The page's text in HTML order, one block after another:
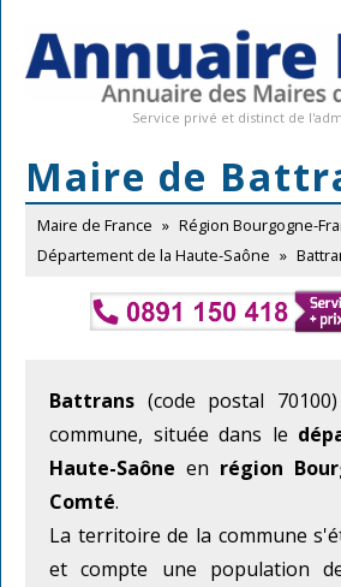
Service privé et distinct de
Maire de
Maire de France » Région Bourgogne-
Département de la Haute-Saône »
Battrans (code postal
commune, située dans le
Haute-Saône en région
Comté.
La territoire de la commune
et compte une population